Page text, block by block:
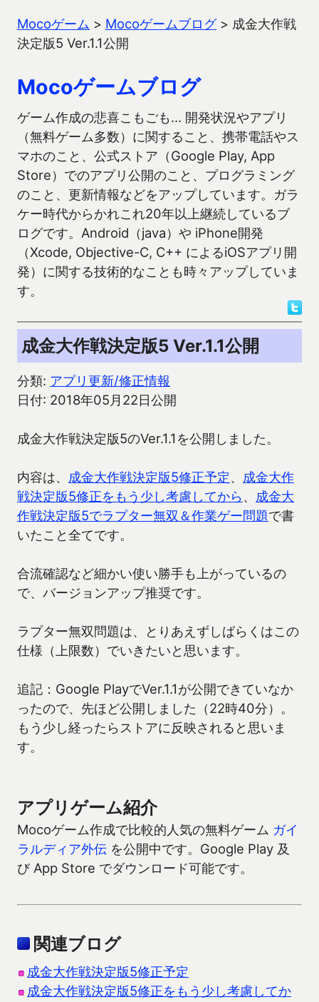
Mocoゲーム > Mocoゲームブログ> 成金大作戦
決定版5 Ver.1.1公開
Mocoゲームブログ
ゲーム作成の悲喜こもごも… 開発状況やアプリ
（無料ゲーム多数）に関すること、携帯電話やス
マホのこと、公式ストア（Google Play, App
Store）でのアプリ公開のこと、プログラミング
のこと、更新情報などをアップしています。ガラ
ケー時代からかれこれ20年以上継続しているブ
ログです。Android（java）や iPhone開発
（Xcode, Objective-C, C++ によるiOSアプリ開
発）に関する技術的なことも時々アップしていま
す。
成金大作戦決定版5 Ver.1.1公開
分類: アプリ更新/修正情報
日付: 2018年05月22日公開
成金大作戦決定版5のVer.1.1を公開しました。
内容は、 成金大作戦決定版5修正予定、 成金大作
戦決定版5修正をもう少し考慮してから 、 成金大
作戦決定版5でラプター無双＆作業ゲー問題で書
いたこと全てです。
合流確認など細かい使い勝手も上がっているの
で、バージョンアップ推奨です。
ラプター無双問題は、とりあえずしばらくはこの
仕様（上限数）でいきたいと思います。
追記：Google PlayでVer.1.1が公開できていなか
ったので、先ほど公開しました（22時40分）。
もう少し経ったらストアに反映されると思いま
す。
アプリゲーム紹介
Mocoゲーム作成で比較的人気の無料ゲーム ガイ
ラルディア外伝 を公開中です。Google Play 及
び App Store でダウンロード可能です。
関連ブログ
成金大作戦決定版5修正予定
成金大作戦決定版5修正をもう少し考慮してか